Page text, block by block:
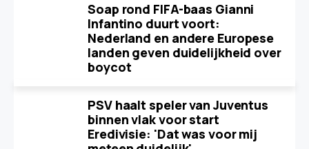
Soap rond FIFA-baas Gianni
Infantino duurt voort:
Nederland en andere Europese
landen geven duidelijkheid over
boycot
PSV haalt speler van Juventus
binnen vlak voor start
Eredivisie: 'Dat was voor mij